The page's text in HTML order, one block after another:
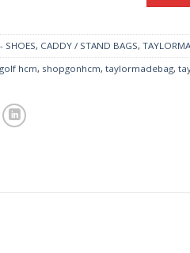
SHOES, CADDY / STAND BAGS,
hcm, shopgonhcm, taylormadebag,